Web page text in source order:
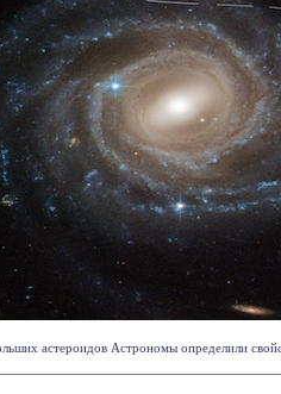
астероидов Астрономы определили